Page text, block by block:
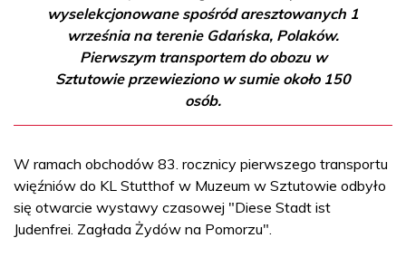
wyselekcjonowane spośród aresztowanych 1
września na terenie Gdańska, Polaków.
Pierwszym transportem do obozu w
Sztutowie przewieziono w sumie około 150
osób.
W ramach obchodów 83. rocznicy pierwszego transportu
więźniów do KL Stutthof w Muzeum w Sztutowie odbyło
się otwarcie wystawy czasowej "Diese Stadt ist
Judenfrei. Zagłada Żydów na Pomorzu".